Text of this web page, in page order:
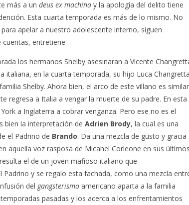
más a un deus ex machina y la apología del delito tiene
Esta cuarta temporada es más de lo mismo. No
apelar a nuestro adolescente interno, siguen
entretiene.
los hermanos Shelby asesinaran a Vicente
italiana, en la cuarta temporada, su hijo Luca Changretta
Shelby. Ahora bien, el arco de este villano es similar
regresa a Italia a vengar la muerte de su padre. En esta
a Inglaterra a cobrar venganza. Pero ese no es el
bien la interpretación de Adrien Brody, la cual es una
el Padrino de Brando. Da una mezcla de gusto y gracia
aquella voz rasposa de Micahel Corleone en sus últimos
el de un joven mafioso italiano que
Padrino y se regalo esta fachada, como una mezcla
del gangsterismo americano aparta a la familia
pasadas y los acerca a los enfrentamientos